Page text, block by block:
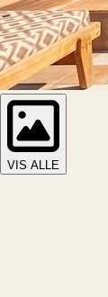
VIS ALLE